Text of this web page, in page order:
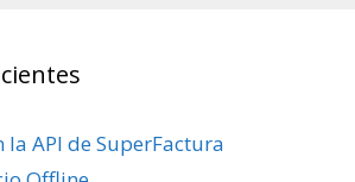
la API de SuperFactura